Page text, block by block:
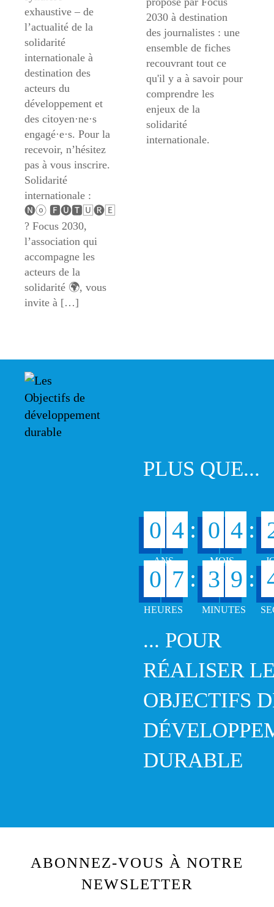
exhaustive – de
l’actualité de la
solidarité
internationale à
destination des
acteurs du
développement et
des citoyen·ne·s
engagé·e·s. Pour la
recevoir, n’hésitez
pas à vous inscrire.
Solidarité
internationale :
🅝ⓞ 🅵🅤🆃🅄🅡🄴
? Focus 2030,
l’association qui
accompagne les
acteurs de la
solidarité 🌍, vous
invite à […]
2030 à destination
des journalistes : une
ensemble de fiches
recouvrant tout ce
qu'il y a à savoir pour
comprendre les
enjeux de la
solidarité
internationale.
PLUS QUE...
0 4 : 0 4 :
0 7 : 3 9 :
... POUR
RÉALISER
OBJECTIFS
DURABLE
ABONNEZ-VOUS À NOTRE
NEWSLETTER